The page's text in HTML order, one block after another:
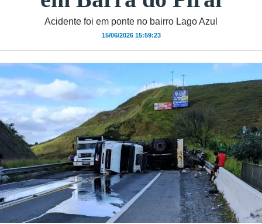
Acidente foi em ponte no bairro Lago Azul
15/06/2026 15:59:23